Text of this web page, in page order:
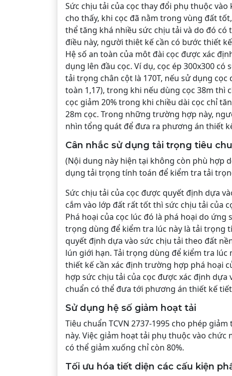
Sức chịu tải của cọc thay đổi phụ thuộc
cho thấy, khi cọc đã nằm trong vùng đất
thể tăng khá nhiều sức chịu tải và do đó
điều này, người thiêt kế cần có bước thiết
Hệ số an toàn của môt đài cọc được xác
dụng lên đầu cọc. Ví dụ, cọc ép 300x300 có
tải trọng chân cột là 170T, nếu sử dụng
toàn 1,17), trong khi nếu dùng cọc 38m thì
cọc giảm 20% trong khi chiều dài cọc chỉ
28m cọc. Trong những trường hợp này,
nhìn tổng quát để đưa ra phương án thiết
Cân nhắc sử dụng tải trọng tiêu
(Nội dung này hiện tại không còn phù hợp
dụng tải trọng tính toán để kiểm tra tải
Sức chịu tải của cọc được quyết định dựa
cắm vào lớp đất rất tốt thì sức chịu tải của
Phá hoại của cọc lúc đó là phá hoại do
trọng dùng để kiểm tra lúc này là tải trọng
quyết định dựa vào sức chịu tải theo đất
lún giới hạn. Tải trọng dùng để kiểm tra
thiết kế cần xác định trường hợp phá hoại
hợp sức chịu tải của cọc được xác định
chuẩn có thể đưa tới phương án thiết kế
Sử dụng hệ số giảm hoạt tải
Tiêu chuẩn TCVN 2737-1995 cho phép
này. Việc giảm hoạt tải phụ thuộc vào
có thể giảm xuống chỉ còn 80%.
Tối ưu hóa tiết diện các cấu kiện